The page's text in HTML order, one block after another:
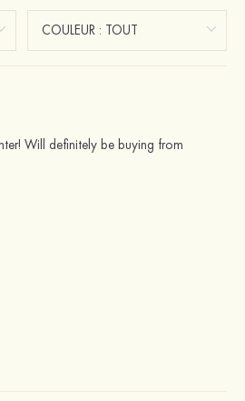
Will definitely be buying from